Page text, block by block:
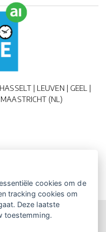
| LEUVEN | GEEL |
(NL)
2026 UP-TO-DATE
cookies om de
tracking cookies om
Deze laatste
toestemming.